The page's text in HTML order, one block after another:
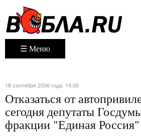
☰ Меню
18 сентября 2006 года. 14:00
Отказаться от
сегодня депутаты
фракции "Единая Россия"